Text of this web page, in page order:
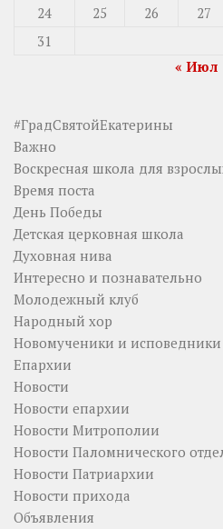
24
25 26 27
31
« Июл
#ГрадСвятойЕкатерины
Важно
Воскресная школа для
Время поста
День Победы
Детская церковная школа
Духовная нива
Интересно и познавательно
Молодежный клуб
Народный хор
Новомученики и исповедники
Епархии
Новости
Новости епархии
Новости Митрополии
Новости Паломнического
Новости Патриархии
Новости прихода
Объявления